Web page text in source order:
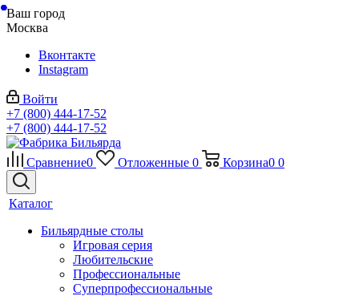
Ваш город
Москва
Вконтакте
Instagram
Войти
+7 (800) 444-17-52
+7 (800) 444-17-52
Сравнение0 Отложенные 0 Корзина0 0
Каталог
Бильярдные столы
Игровая серия
Любительские
Профессиональные
Суперпрофессиональные